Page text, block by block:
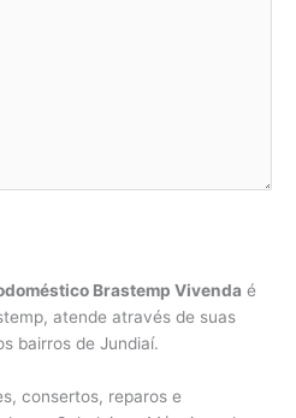
Brastemp Vivenda é
atende através de suas
bairros de Jundiaí.
consertos, reparos e